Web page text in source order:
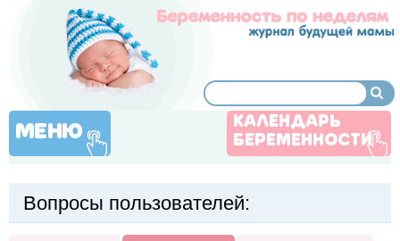
МЕНЮ
КАЛЕНДАРЬ
БЕРЕМЕННОСТИ
Вопросы пользователей: